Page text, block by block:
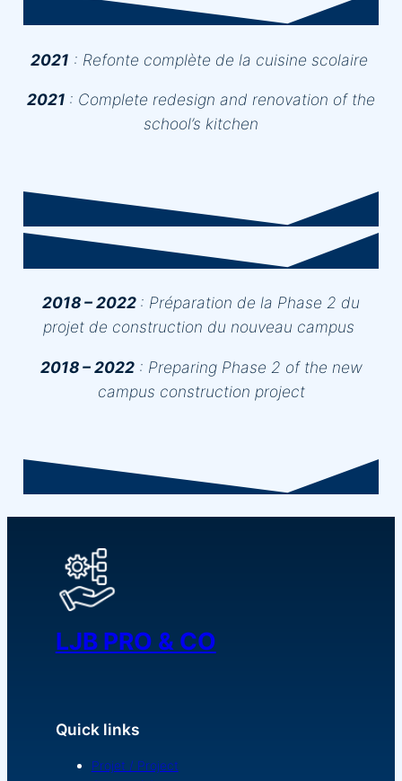
2021 : Refonte complète de la cuisine scolaire
2021 : Complete redesign and renovation of the
school’s kitchen
2018 – 2022 : Préparation de la Phase 2 du
projet de construction du nouveau campus
2018 – 2022: Preparing Phase 2 of the new
campus construction project
LJB PRO & CO
Quick links
Projet / Project